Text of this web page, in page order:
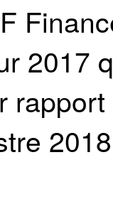
2017